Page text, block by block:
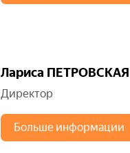
Лариса ПЕТРОВСКАЯ
Директор
Больше информации